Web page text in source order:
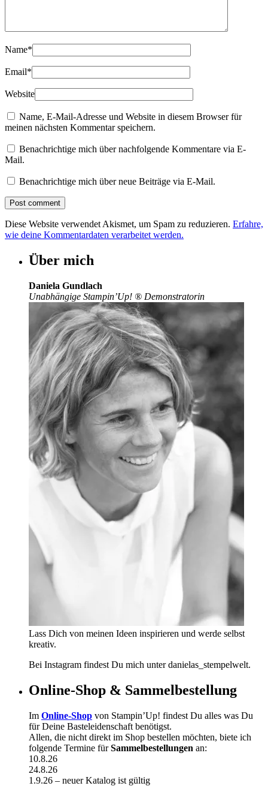
Name*
Email*
Website
Name, E-Mail-Adresse und Website in diesem Browser für
meinen nächsten Kommentar speichern.
Benachrichtige mich über nachfolgende Kommentare via E-
Mail.
Benachrichtige mich über neue Beiträge via E-Mail.
Diese Website verwendet Akismet, um Spam zu reduzieren. Erfahre,
wie deine Kommentardaten verarbeitet werden.
Über mich
Daniela Gundlach
Unabhängige Stampin’Up! ® Demonstratorin
Lass Dich von meinen Ideen inspirieren und werde selbst
kreativ.
Bei Instagram findest Du mich unter danielas_stempelwelt.
Online-Shop & Sammelbestellung
Im Online-Shop von Stampin’Up! findest Du alles was Du
für Deine Basteleidenschaft benötigst.
Allen, die nicht direkt im Shop bestellen möchten, biete ich
folgende Termine fürSammelbestellungen an:
10.8.26
24.8.26
1.9.26 – neuer Katalog ist gültig